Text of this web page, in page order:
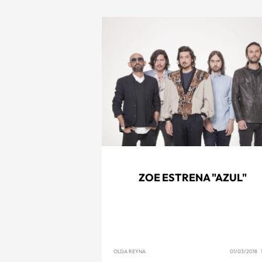
ZOE ESTRENA "AZUL"
OLGA REYNA 01/03/2018